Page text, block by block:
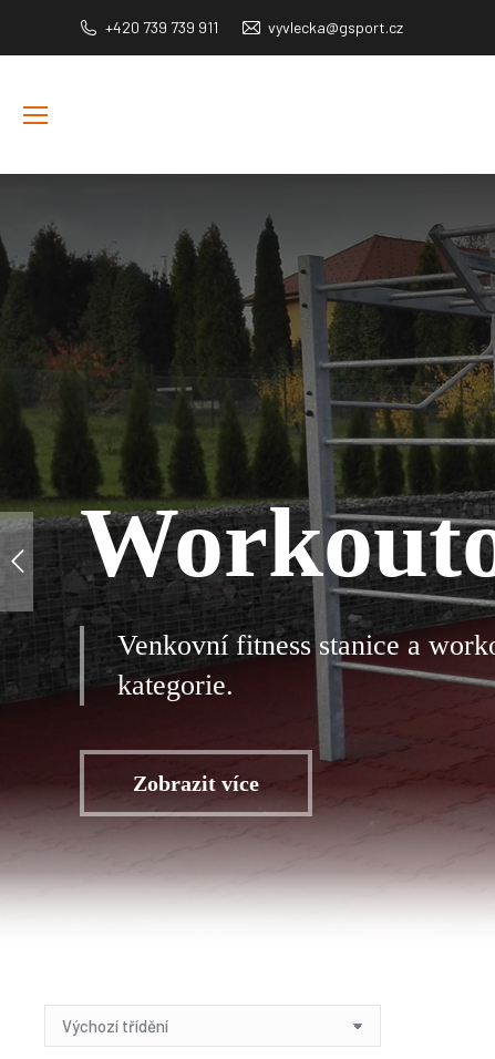
+420 739 739 911 vyvlecka@gsport.cz
Venkovní fitness stanice a
kategorie.
Zobrazit více